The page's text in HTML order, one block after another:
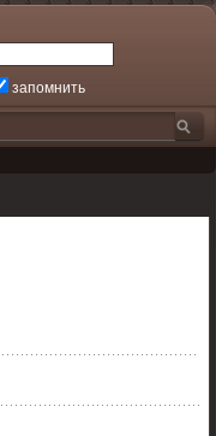
запомнить